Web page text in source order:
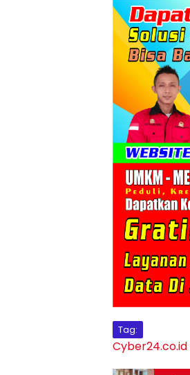
Tag:
Cyber24.co.id